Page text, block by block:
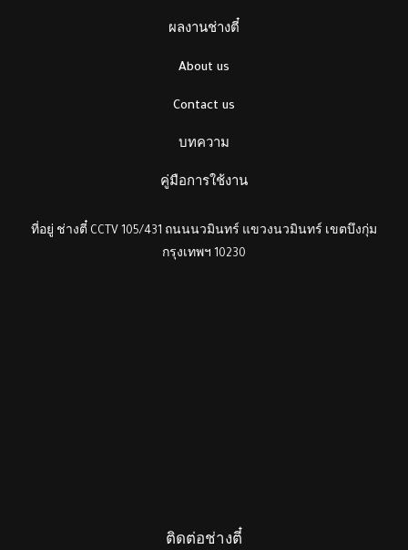
ผลงานช่างตี๋
About us
Contact us
บทความ
คู่มือการใช้งาน
ที่อยู่ ช่างตี๋ CCTV 105/431 ถนนนวมินทร์ แขวงนวมินทร์ เขตบึงกุ่ม
กรุงเทพฯ 10230
ติดต่อช่างตี๋